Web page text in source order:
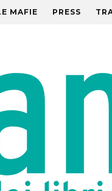
MAFIE PRESS